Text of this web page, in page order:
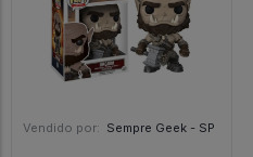
Vendido por: Sempre Geek - SP